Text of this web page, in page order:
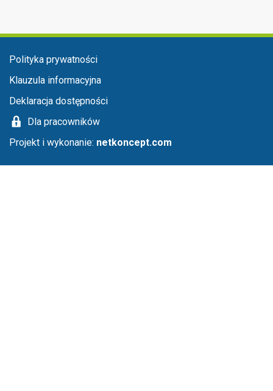
Menu stopka
Polityka prywatności
Klauzula informacyjna
Deklaracja dostępności
Dla pracowników
Projekt i wykonanie: netkoncept.com